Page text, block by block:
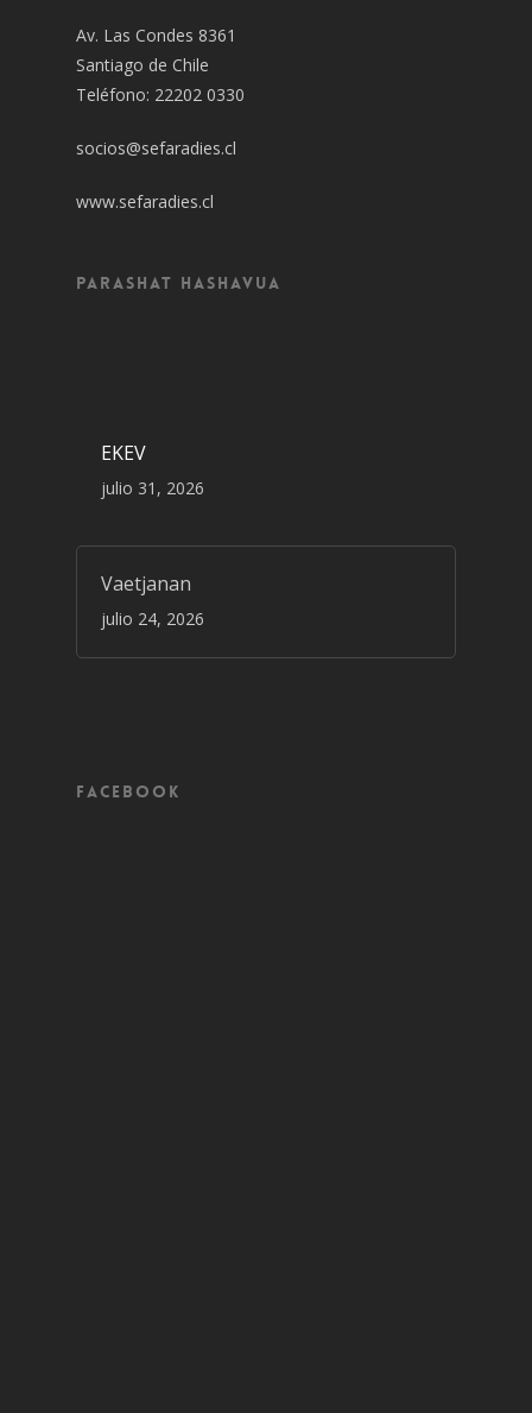
Av. Las Condes 8361
Santiago de Chile
Teléfono: 22202 0330
socios@sefaradies.cl
www.sefaradies.cl
Parashat Hashavua
EKEV
julio 31, 2026
Vaetjanan
julio 24, 2026
Facebook